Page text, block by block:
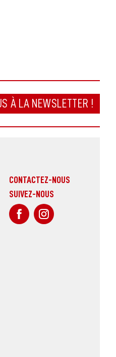
À LA NEWSLETTER !
CONTACTEZ-NOUS
SUIVEZ-NOUS
sur Facebook